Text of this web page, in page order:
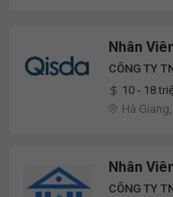
Nhân
CÔNG TY
10 - 18
Hà
Nhân
CÔNG TY